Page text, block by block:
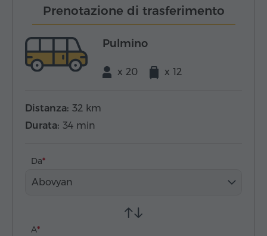
Prenotazione di trasferimento
Pulmino
x 20 x 12
Distanza: 32 km
Durata: 34 min
Da
Abovyan
A